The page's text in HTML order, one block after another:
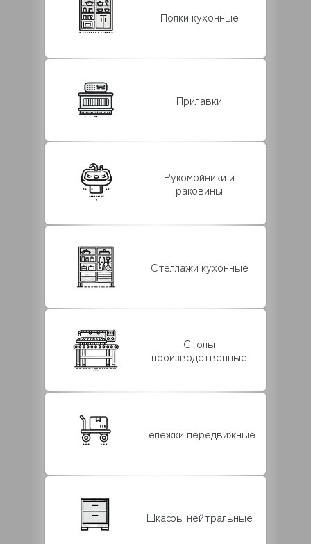
Полки кухонные
Прилавки
Рукомойники и
раковины
Стеллажи кухонные
Столы
производственные
Тележки передвижные
Шкафы нейтральные